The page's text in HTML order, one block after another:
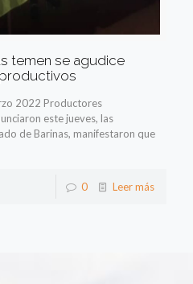
temen se agudice
2022 Productores
este jueves, las
de Barinas, manifestaron que
0 Leer más